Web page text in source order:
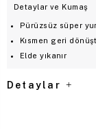
Detaylar ve Kumaş
Pürüzsüz süper
Kısmen geri
Elde yıkanır
Detaylar